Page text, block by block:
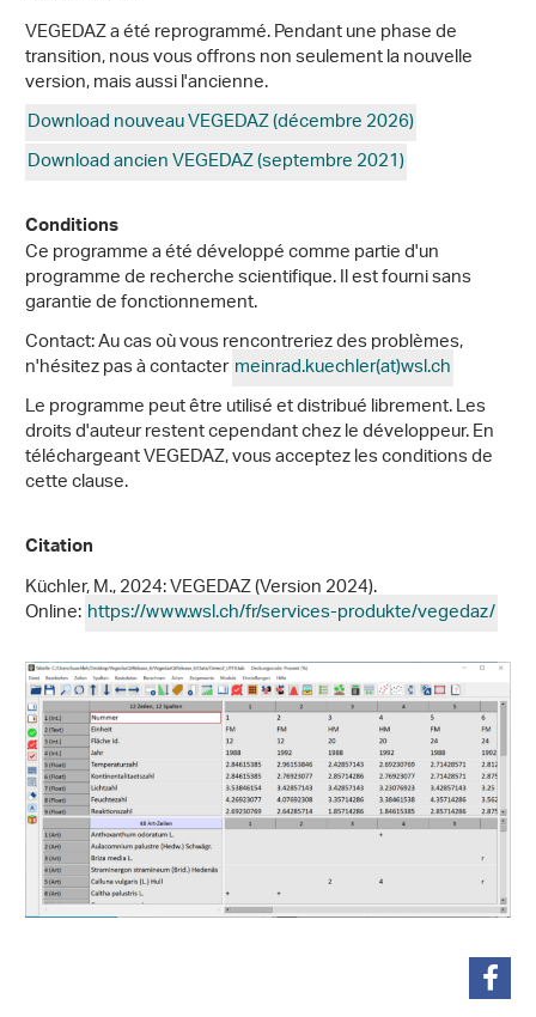
VEGEDAZ a été reprogrammé. Pendant une phase de
transition, nous vous offrons non seulement la nouvelle
version, mais aussi l'ancienne.
Download nouveau VEGEDAZ (décembre 2026)
Download ancien VEGEDAZ (septembre 2021)
Conditions
Ce programme a été développé comme partie d'un
programme de recherche scientifique. Il est fourni sans
garantie de fonctionnement.
Contact: Au cas où vous rencontreriez des problèmes,
n'hésitez pas à contactermeinrad.kuechler(at)wsl.ch
Le programme peut être utilisé et distribué librement. Les
droits d'auteur restent cependant chez le développeur. En
téléchargeant VEGEDAZ, vous acceptez les conditions de
cette clause.
Citation
Küchler, M., 2024: VEGEDAZ (Version 2024).
Online:https://www.wsl.ch/fr/services-produkte/vegedaz/